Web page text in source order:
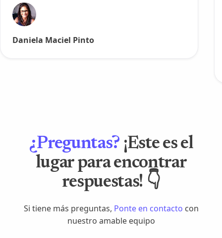
Daniela Maciel Pinto
¿Preguntas? ¡Este es el
lugar para encontrar
respuestas! 👇
Si tiene más preguntas, Ponte en contacto con
nuestro amable equipo